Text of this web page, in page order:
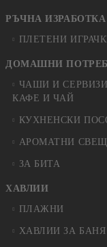
РЪЧНА ИЗРАБОТКА
ПЛЕТЕНИ
ДОМАШНИ
ЧАШИ И
КАФЕ И ЧАЙ
КУХНЕНСКИ
АРОМАТНИ
ЗА БИТА
ХАВЛИИ
ПЛАЖНИ
ХАВЛИИ ЗА БАНЯ